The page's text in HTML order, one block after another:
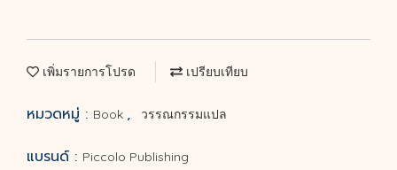
เพิ่มรายการโปรด เปรียบเทียบ
หมวดหมู่ : Book , วรรณกรรมแปล
แบรนด์ : Piccolo Publishing